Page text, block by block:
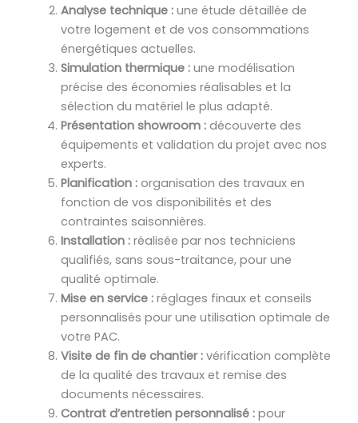
Analyse technique :une étude détaillée de
votre logement et de vos consommations
énergétiques actuelles.
Simulation thermique :une modélisation
précise des économies réalisables et la
sélection du matériel le plus adapté.
Présentation showroom :découverte des
équipements et validation du projet avec nos
experts.
Planification :organisation des travaux en
fonction de vos disponibilités et des
contraintes saisonnières.
Installation :réalisée par nos techniciens
qualifiés, sans sous-traitance, pour une
qualité optimale.
Mise en service :réglages finaux et conseils
personnalisés pour une utilisation optimale de
votre PAC.
Visite de fin de chantier :vérification complète
de la qualité des travaux et remise des
documents nécessaires.
Contrat d’entretien personnalisé :pour